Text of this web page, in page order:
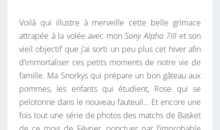
Voilà qui illustre à merveille cette belle grimace
attrapée à la volée avec mon Sony Alpha 7III et son
vieil objectif que j’ai sorti un peu plus cet hiver afin
d’immortaliser ces petits moments de notre vie de
famille. Ma Snorkys qui prépare un bon gâteau aux
pommes, les enfants qui étudient, Rose qui se
pelotonne dans le nouveau fauteuil… Et encore une
fois tout une série de photos des matchs de Basket